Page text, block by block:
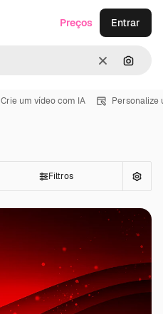
Limpar
Preços Entrar
Crie um vídeo com IA Personalize
Filtros